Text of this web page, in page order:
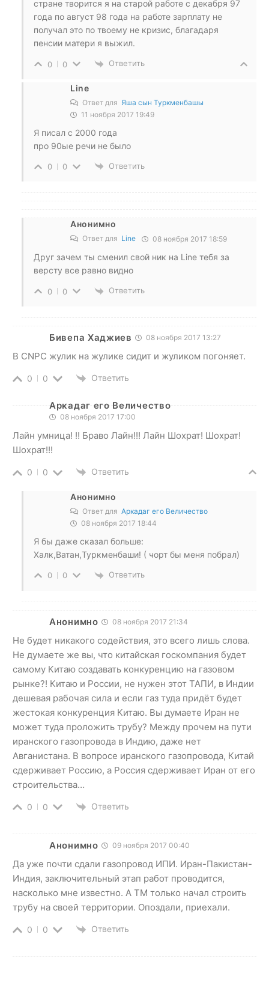
стране творится я на старой работе с декабря 97
года по август 98 года на работе зарплату не
получал это по твоему не кризис, благадаря
пенсии матери я выжил.
0 0 Ответить
Line
Ответ для Яша сын Туркменбашы
11 ноября 2017 19:49
Я писал с 2000 года
про 90ые речи не было
0 0 Ответить
Анонимно
Ответ для Line 08 ноября 2017 18:59
Друг зачем ты сменил свой ник на Line тебя за
версту все равно видно
0 0 Ответить
Бивепа Хаджиев 08 ноября 2017 13:27
В CNPC жулик на жулике сидит и жуликом погоняет.
0 0 Ответить
Аркадаг его Величество
08 ноября 2017 17:00
Лайн умница! !! Браво Лайн!!! Лайн Шохрат! Шохрат!
Шохрат!!!
0 0 Ответить
Анонимно
Ответ для Аркадаг его Величество
08 ноября 2017 18:44
Я бы даже сказал больше:
Халк,Ватан,Туркменбаши! ( чорт бы меня побрал)
0 0 Ответить
Анонимно 08 ноября 2017 21:34
Не будет никакого содействия, это всего лишь слова.
Не думаете же вы, что китайская госкомпания будет
самому Китаю создавать конкуренцию на газовом
рынке?! Китаю и России, не нужен этот ТАПИ, в Индии
дешевая рабочая сила и если газ туда придёт будет
жестокая конкуренция Китаю. Вы думаете Иран не
может туда проложить трубу? Между прочем на пути
иранского газопровода в Индию, даже нет
Авганистана. В вопросе иранского газопровода, Китай
сдерживает Россию, а Россия сдерживает Иран от его
строительства…
0 0 Ответить
Анонимно 09 ноября 2017 00:40
Да уже почти сдали газопровод ИПИ. Иран-Пакистан-
Индия, заключительный этап работ проводится,
насколько мне известно. А ТМ только начал строить
трубу на своей территории. Опоздали, приехали.
0 0 Ответить